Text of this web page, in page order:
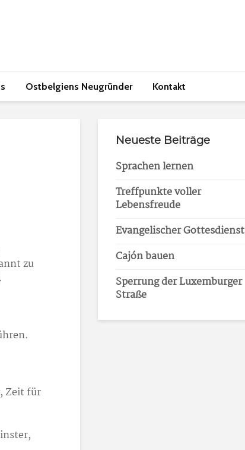
Ostbelgiens Neugründer Kontakt
zu
Zeit für
Neueste Beiträge
Sprachen lernen
Treffpunkte voller
Lebensfreude
Evangelischer Gottesdienst
Cajón bauen
Sperrung der Luxemburger
Straße